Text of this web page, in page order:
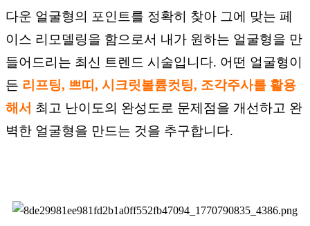
다운 얼굴형의 포인트를 정확히 찾아 그에 맞는 페
이스 리모델링을 함으로서 내가 원하는 얼굴형을 만
들어드리는 최신 트렌드 시술입니다. 어떤 얼굴형이
든 리프팅, 쁘띠, 시크릿볼륨컷팅, 조각주사를 활용
해서 최고 난이도의 완성도로 문제점을 개선하고 완
벽한 얼굴형을 만드는 것을 추구합니다.